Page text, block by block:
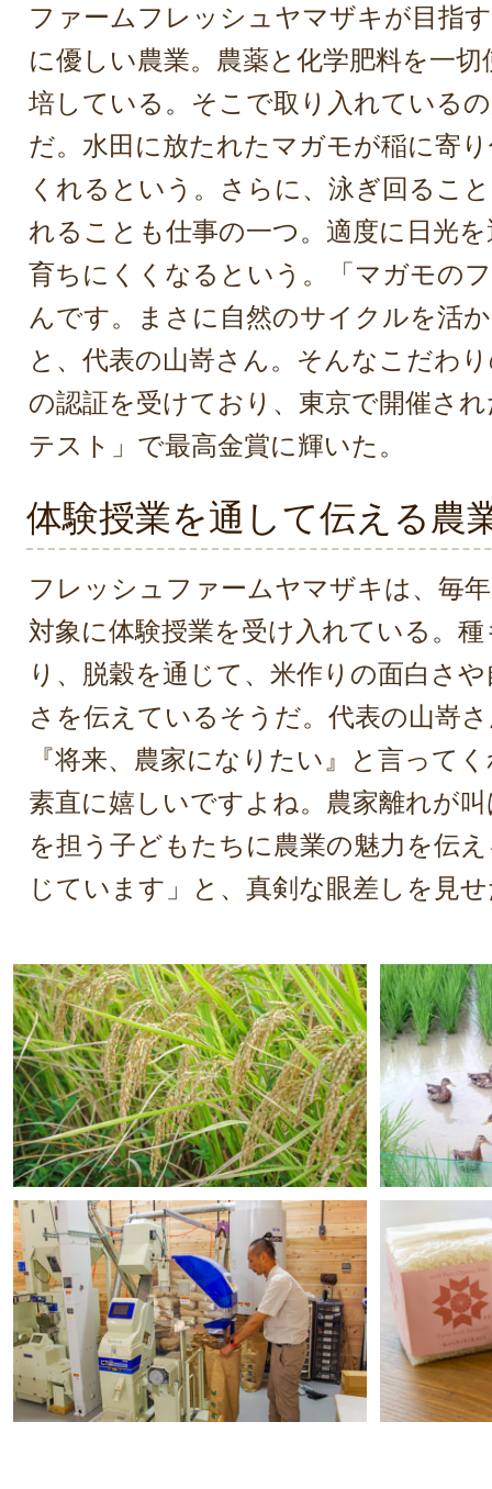
ファームフレッシュヤマザキが目指
に優しい農業。農薬と化学肥料を一
培している。そこで取り入れている
だ。水田に放たれたマガモが稲に寄
くれるという。さらに、泳ぎ回るこ
れることも仕事の一つ。適度に日光
育ちにくくなるという。「マガモの
んです。まさに自然のサイクルを活
と、代表の山嵜さん。そんなこだわ
の認証を受けており、東京で開催さ
テスト」で最高金賞に輝いた。
体験授業を通して伝える農
フレッシュファームヤマザキは、毎
対象に体験授業を受け入れている。
り、脱穀を通じて、米作りの面白さ
さを伝えているそうだ。代表の山嵜
『将来、農家になりたい』と言って
素直に嬉しいですよね。農家離れが
を担う子どもたちに農業の魅力を伝
じています」と、真剣な眼差しを見